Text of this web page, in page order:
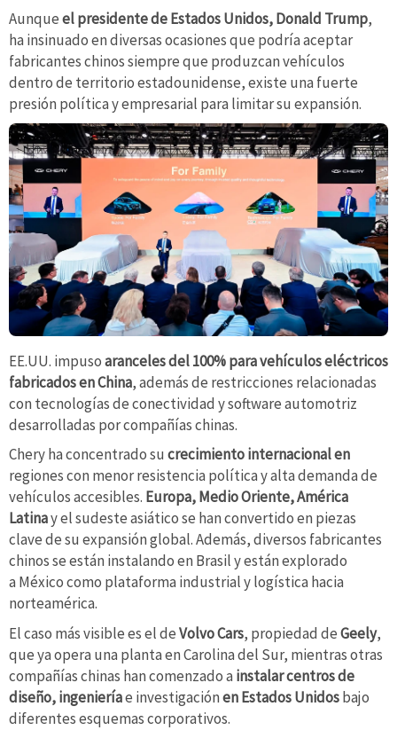
Aunqueel presidente de Estados Unidos, Donald Trump,
ha insinuado en diversas ocasiones que podría aceptar
fabricantes chinos siempre que produzcan vehículos
dentro de territorio estadounidense, existe una fuerte
presión política y empresarial para limitar su expansión.
EE.UU. impusoaranceles del 100% para vehículos eléctricos
fabricados en China, además de restricciones relacionadas
con tecnologías de conectividad y software automotriz
desarrolladas por compañías chinas.
Chery ha concentrado su crecimiento internacional en
regiones con menor resistencia política y alta demanda de
vehículos accesibles. Europa, Medio Oriente, América
Latinay el sudeste asiático se han convertido en piezas
clave de su expansión global. Además, diversos fabricantes
chinos se están instalando en Brasil y están explorado
a México como plataforma industrial y logística hacia
norteamérica.
El caso más visible es el deVolvo Cars, propiedad deGeely,
que ya opera una planta en Carolina del Sur, mientras otras
compañías chinas han comenzado a instalar centros de
diseño, ingenieríae investigaciónen Estados Unidosbajo
diferentes esquemas corporativos.